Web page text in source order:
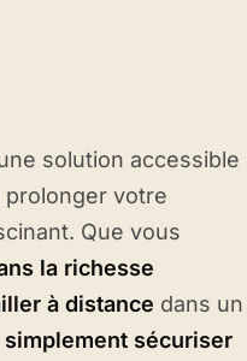
solution accessible
votre
Que vous
la richesse
à distance dans un
simplement sécuriser